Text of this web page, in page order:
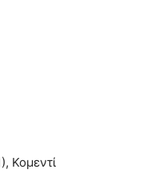
Κομεντί